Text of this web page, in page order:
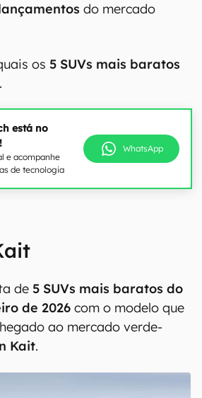
do mercado
os 5 SUVs mais baratos
.
está no
e acompanhe
de tecnologia
WhatsApp